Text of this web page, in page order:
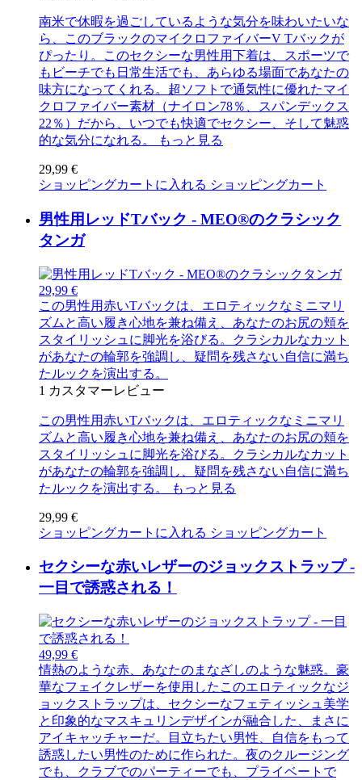
南米で休暇を過ごしているような気分を味わいたいな
ら、このブラックのマイクロファイバーV Tバックが
ぴったり。このセクシーな男性用下着は、スポーツで
もビーチでも日常生活でも、あらゆる場面であなたの
味方になってくれる。超ソフトで通気性に優れたマイ
クロファイバー素材（ナイロン78％、スパンデックス
22％）だから、いつでも快適でセクシー、そして魅惑
的な気分になれる。
もっと見る
29,99 €
ショッピングカートに入れる ショッピングカート
男性用レッドTバック - MEO®のクラシック
タンガ
29,99 €
この男性用赤いTバックは、エロティックなミニマリ
ズムと高い履き心地を兼ね備え、あなたのお尻の頬を
スタイリッシュに脚光を浴びる。クラシカルなカット
があなたの輪郭を強調し、疑問を残さない自信に満ち
たルックを演出する。
1 カスタマーレビュー
この男性用赤いTバックは、エロティックなミニマリ
ズムと高い履き心地を兼ね備え、あなたのお尻の頬を
スタイリッシュに脚光を浴びる。クラシカルなカット
があなたの輪郭を強調し、疑問を残さない自信に満ち
たルックを演出する。
もっと見る
29,99 €
ショッピングカートに入れる ショッピングカート
セクシーな赤いレザーのジョックストラップ -
一目で誘惑される！
49,99 €
情熱のような赤、あなたのまなざしのような魅惑。豪
華なフェイクレザーを使用したこのエロティックなジ
ョックストラップは、セクシーなフェティッシュ美学
と印象的なマスキュリンデザインが融合した、まさに
アイキャッチャーだ。目立ちたい男性、自信をもって
誘惑したい男性のために作られた。夜のクルージング
でも、クラブでのパーティーでも、プライベートで